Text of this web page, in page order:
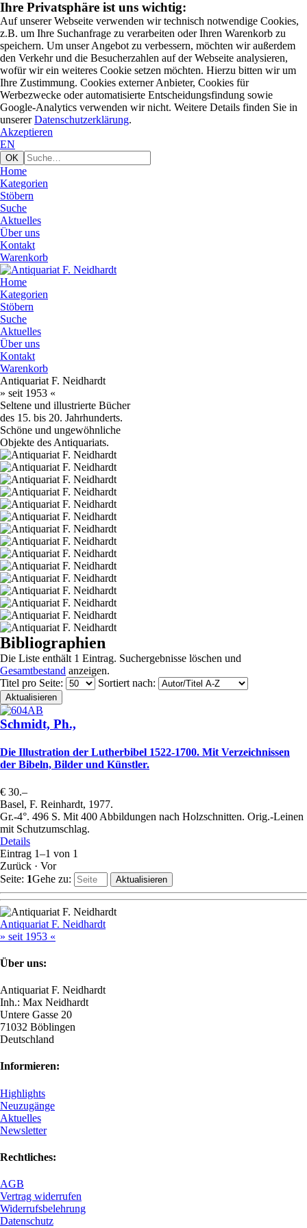
Ihre Privatsphäre ist uns wichtig:
Auf unserer Webseite verwenden wir technisch notwendige Cookies,
z.B. um Ihre Suchanfrage zu verarbeiten oder Ihren Warenkorb zu
speichern. Um unser Angebot zu verbessern, möchten wir außerdem
den Verkehr und die Besucherzahlen auf der Webseite analysieren,
wofür wir ein weiteres Cookie setzen möchten. Hierzu bitten wir um
Ihre Zustimmung. Cookies externer Anbieter, Cookies für
Werbezwecke oder automatisierte Entscheidungsfindung sowie
Google-Analytics verwenden wir nicht. Weitere Details finden Sie in
unsererDatenschutzerklärung.
Akzeptieren
EN
Home
Kategorien
Stöbern
Suche
Aktuelles
Über uns
Kontakt
Warenkorb
Home
Kategorien
Stöbern
Suche
Aktuelles
Über uns
Kontakt
Warenkorb
Antiquariat F. Neidhardt
» seit 1953 «
Seltene und illustrierte Bücher
des 15. bis 20. Jahrhunderts.
Schöne und ungewöhnliche
Objekte des Antiquariats.
Bibliographien
Die Liste enthält 1 Eintrag. Suchergebnisse löschen und
Gesamtbestand anzeigen.
Titel pro Seite: Sortiert nach:
Schmidt, Ph.,
Die Illustration der Lutherbibel 1522-1700. Mit Verzeichnissen
der Bibeln, Bilder und Künstler.
€ 30.–
Basel, F. Reinhardt, 1977.
Gr.-4°. 496 S. Mit 400 Abbildungen nach Holzschnitten. Orig.-Leinen
mit Schutzumschlag.
Details
Eintrag 1–1 von 1
Zurück · Vor
Seite: 1Gehe zu:
Antiquariat F. Neidhardt
» seit 1953 «
Über uns:
Antiquariat F. Neidhardt
Inh.: Max Neidhardt
Untere Gasse 20
71032 Böblingen
Deutschland
Informieren:
Highlights
Neuzugänge
Aktuelles
Newsletter
Rechtliches:
AGB
Vertrag widerrufen
Widerrufsbelehrung
Datenschutz